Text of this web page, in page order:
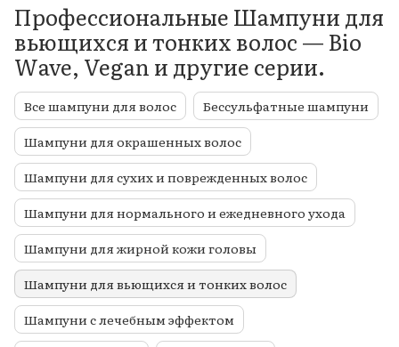
Профессиональные Шампуни для
вьющихся и тонких волос — Bio
Wave, Vegan и другие серии.
Все шампуни для волос
Бессульфатные шампуни
Шампуни для окрашенных волос
Шампуни для сухих и поврежденных волос
Шампуни для нормального и ежедневного ухода
Шампуни для жирной кожи головы
Шампуни для вьющихся и тонких волос
Шампуни с лечебным эффектом